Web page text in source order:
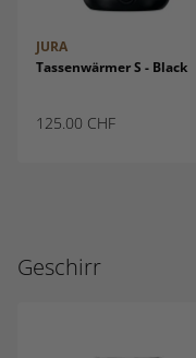
JURA
Tassenwärmer S - Black
125.00 CHF
Geschirr